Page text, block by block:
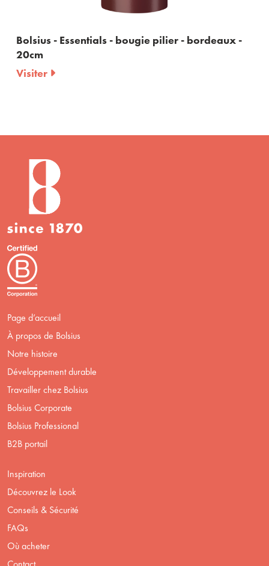
Bolsius - Essentials - bougie pilier - bordeaux -
20cm
Visiter
Page d’accueil
À propos de Bolsius
Notre histoire
Développement durable
Travailler chez Bolsius
Bolsius Corporate
Bolsius Professional
B2B portail
Inspiration
Découvrez le Look
Conseils & Sécurité
FAQs
Où acheter